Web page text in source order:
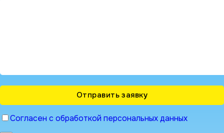
Согласен с обработкой персональных данных